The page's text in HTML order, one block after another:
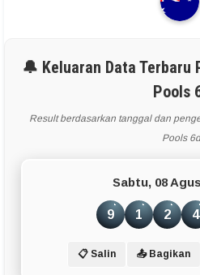
🔔 Keluaran Data Terbaru
Pools
Result berdasarkan tanggal dan
Pools 6d
Sabtu, 08
9 1 2 4
📋 Salin 📤 Bagikan